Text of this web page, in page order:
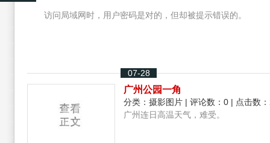
访问局域网时，用户密码是对的，但却被提示错误的。
07-28
广州公园一角
分类： 摄影图片 | 评论数：0 | 点击数
广州连日高温天气，难受。